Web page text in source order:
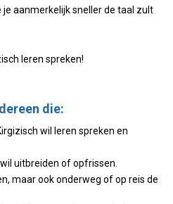
aanmerkelijk sneller de taal zult
leren spreken!
die:
wil leren spreken en
uitbreiden of opfrissen.
maar ook onderweg of op reis de